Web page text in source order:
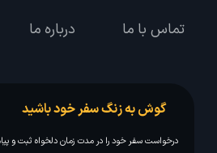
تماس با ما درباره ما
گوش به زنگ سفر خود باشید
درخواست سفر خود را در مدت زمان دلخواه ثبت و